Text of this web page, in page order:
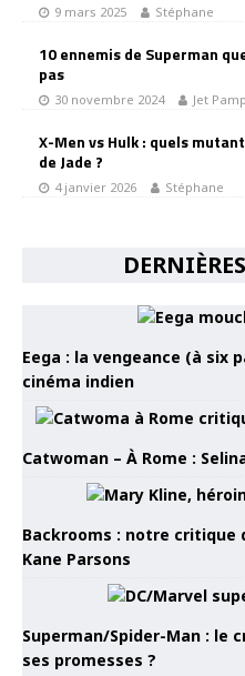
9 mars 2025 Stéphane
10 ennemis de Superman
pas
30 novembre 2024 Jet
X-Men vs Hulk : quels
de Jade ?
4 janvier 2026 Stéphane
Eega : la vengeance (à six
cinéma indien
Catwoman – À Rome :
Backrooms : notre critique
Kane Parsons
Superman/Spider-Man : le
ses promesses ?